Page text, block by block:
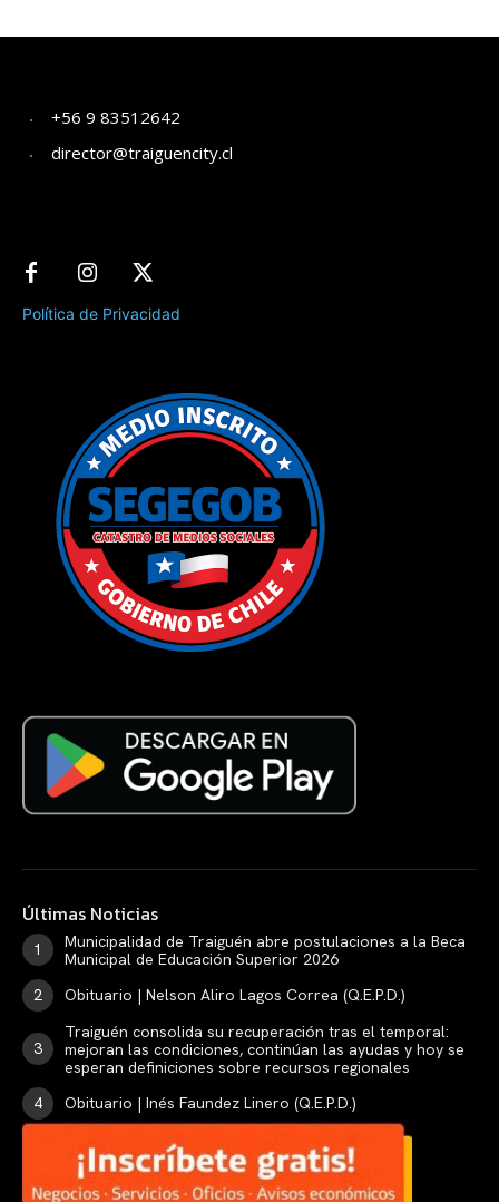
+56 9 83512642
director@traiguencity.cl
Política de Privacidad
Últimas Noticias
Municipalidad de Traiguén abre postulaciones a la Beca
Municipal de Educación Superior 2026
Obituario | Nelson Aliro Lagos Correa (Q.E.P.D.)
Traiguén consolida su recuperación tras el temporal:
mejoran las condiciones, continúan las ayudas y hoy se
esperan definiciones sobre recursos regionales
Obituario | Inés Faundez Linero (Q.E.P.D.)